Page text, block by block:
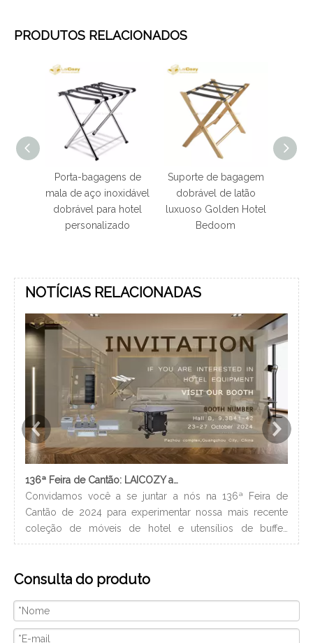
PRODUTOS RELACIONADOS
Porta-bagagens de
mala de aço inoxidável
dobrável para hotel
personalizado
Suporte de bagagem
dobrável de latão
luxuoso Golden Hotel
Bedoom
NOTÍCIAS RELACIONADAS
136ª Feira de Cantão: LAICOZY apresenta o futuro dos móveis para hotéis e utensílios de buffet
Convidamos você a se juntar a nós na 136ª Feira de
Cantão de 2024 para experimentar nossa mais recente
coleção de móveis de hotel e utensílios de buffet.
Estamos ansiosos para nos conectar com profissionais da
nossa paixão por artesanato de qualidade e design
Consulta do produto